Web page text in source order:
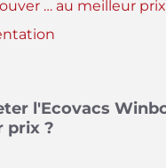
… au meilleur
l'Ecovacs
prix ?